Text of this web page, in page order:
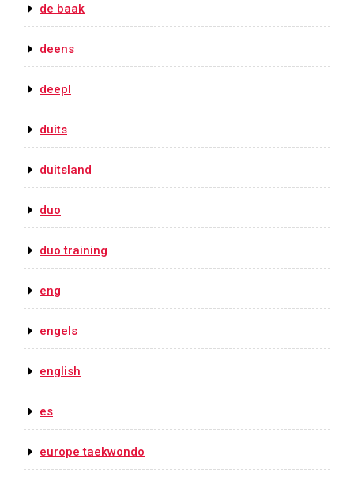
de baak
deens
deepl
duits
duitsland
duo
duo training
eng
engels
english
es
europe taekwondo